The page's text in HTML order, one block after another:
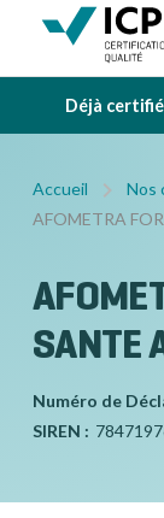
Déjà certifié
Accueil Nos
AFOMETRA
SANTE
Numéro de
SIREN :